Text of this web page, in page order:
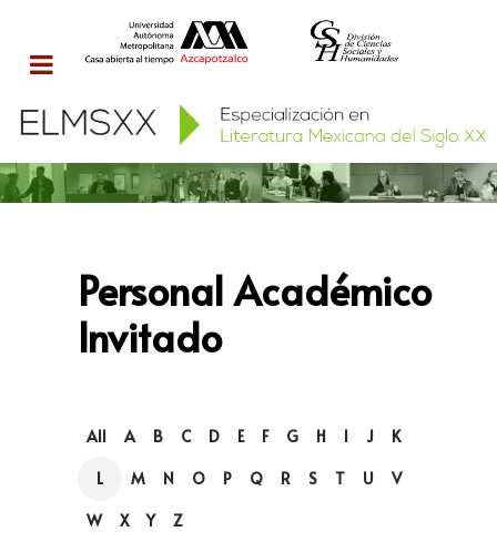
Personal Académico
Invitado
All A B C D E F G H I J
K
L
M N O P Q R S T U
V
W
X Y Z